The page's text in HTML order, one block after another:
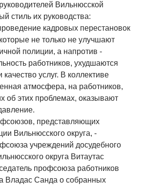
Вильнюсской
стиль их руководства:
кадровых перестановок
не только не улучшают
полиции, а напротив -
работников, ухудшаются
качество услуг. В коллективе
атмосфера, на работников,
об этих проблемах, оказывают
представляющих
Вильнюсского округа, -
учреждений досудебного
округа Витаутас
профсоюза работников
Владас Санда о собранных